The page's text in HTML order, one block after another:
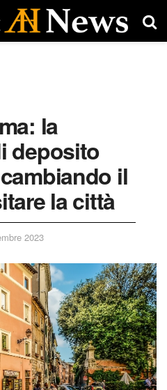
la
deposito
il
la città
2023